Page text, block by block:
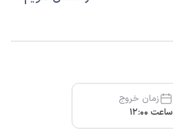
زمان خروج
ساعت 12:00